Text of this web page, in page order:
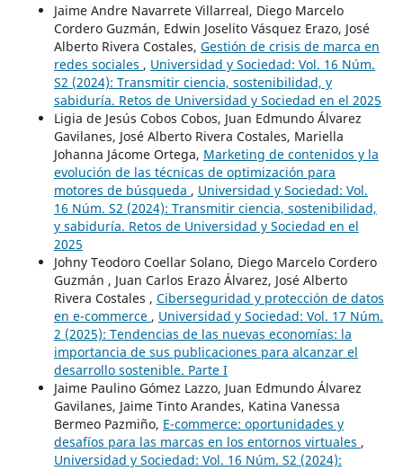
Jaime Andre Navarrete Villarreal, Diego Marcelo
Cordero Guzmán, Edwin Joselito Vásquez Erazo, José
Alberto Rivera Costales, Gestión de crisis de marca en
redes sociales , Universidad y Sociedad: Vol. 16 Núm.
S2 (2024): Transmitir ciencia, sostenibilidad, y
sabiduría. Retos de Universidad y Sociedad en el 2025
Ligia de Jesús Cobos Cobos, Juan Edmundo Álvarez
Gavilanes, José Alberto Rivera Costales, Mariella
Johanna Jácome Ortega, Marketing de contenidos y la
evolución de las técnicas de optimización para
motores de búsqueda , Universidad y Sociedad: Vol.
16 Núm. S2 (2024): Transmitir ciencia, sostenibilidad,
y sabiduría. Retos de Universidad y Sociedad en el
2025
Johny Teodoro Coellar Solano, Diego Marcelo Cordero
Guzmán , Juan Carlos Erazo Álvarez, José Alberto
Rivera Costales , Ciberseguridad y protección de datos
en e-commerce , Universidad y Sociedad: Vol. 17 Núm.
2 (2025): Tendencias de las nuevas economías: la
importancia de sus publicaciones para alcanzar el
desarrollo sostenible. Parte I
Jaime Paulino Gómez Lazzo, Juan Edmundo Álvarez
Gavilanes, Jaime Tinto Arandes, Katina Vanessa
Bermeo Pazmiño, E-commerce: oportunidades y
desafíos para las marcas en los entornos virtuales ,
Universidad y Sociedad: Vol. 16 Núm. S2 (2024):